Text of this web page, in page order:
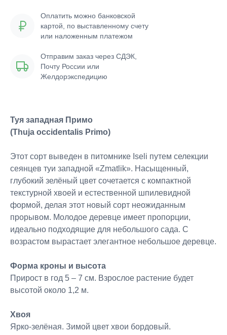
Отправим заказ через СДЭК,
Почту России или
Желдорэкспедицию
Оплатить можно банковской
картой, по выставленному счету
или наложенным платежом
Туя западная Примо
(Thuja occidentalis Primo)
Этот сорт выведен в питомнике Iseli путем селекции
сеянцев туи западной «Zmatlik». Насыщенный,
глубокий зелёный цвет сочетается с компактной
текстурной хвоей и естественной шпилевидной
формой, делая этот новый сорт неожиданным
прорывом. Молодое деревце имеет пропорции,
идеально подходящие для небольшого сада. С
возрастом вырастает элегантное небольшое деревце.
Форма кроны и высота
Прирост в год 5 – 7 см. Взрослое растение будет
высотой около 1,2 м.
Хвоя
Ярко-зелёная. Зимой цвет хвои бордовый.